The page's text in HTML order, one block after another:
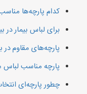
کدام پارچه‌ها
برای لباس بیمار
پارچه‌های مقاوم در
پارچه مناسب
چطور پارچه‌ای